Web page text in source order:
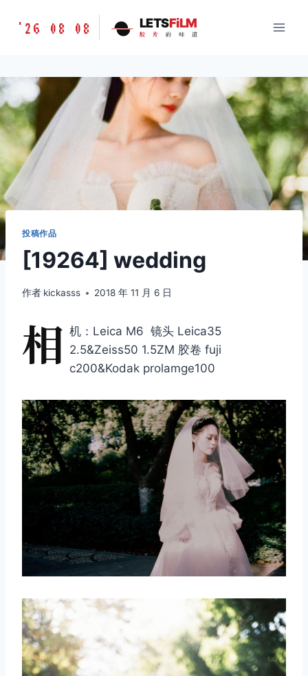
胶
味
道
LETSFILM
'26 08 08 LETSFiLM
胶 片 的 味 道
投稿作品
[19264] wedding
作者 kickasss 2018 年 11 月 6 日
相 机：Leica M6 镜头 Leica35
2.5&Zeiss50 1.5ZM 胶卷 fuji
c200&Kodak prolamge100